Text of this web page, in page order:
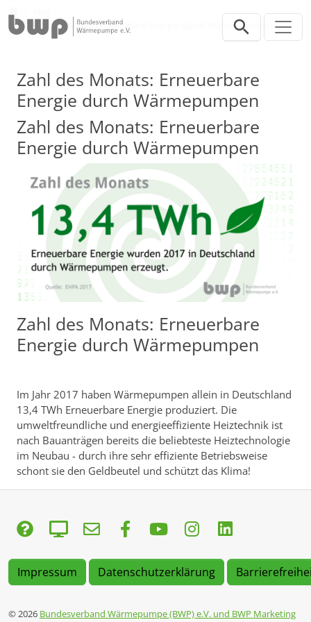
Zahl des Monats: Erneuerbare Energie durch Wärmepumpen
Zahl des Monats: Erneuerbare
Energie durch Wärmepumpen
Zahl des Monats: Erneuerbare
Energie durch Wärmepumpen
Zahl des Monats: Erneuerbare
Energie durch Wärmepumpen
Im Jahr 2017 haben Wärmepumpen allein in Deutschland
13,4 TWh Erneuerbare Energie produziert. Die
umweltfreundliche und energieeffiziente Heiztechnik ist
nach Bauanträgen bereits die beliebteste Heiztechnologie
im Neubau - durch ihre sehr effiziente Betriebsweise
schont sie den Geldbeutel und schützt das Klima!
Impressum Datenschutzerklärung
© 2026 Bundesverband Wärmepumpe (BWP) e.V. und BWP Marketing